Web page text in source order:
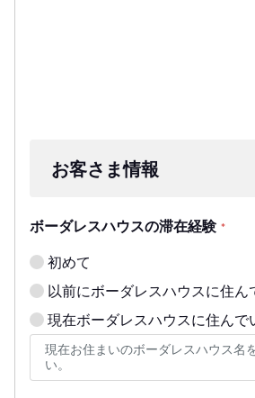
お客さま情報
ボーダレスハウスの滞在経験 *
初めて
以前にボーダレスハウスに住ん
現在ボーダレスハウスに住んで